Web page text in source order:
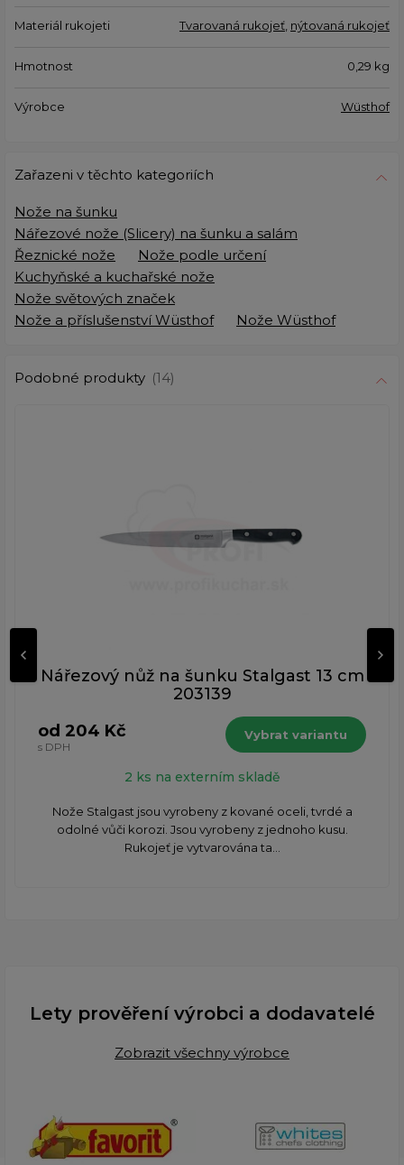
Materiál rukojeti Tvarovaná rukojeť nýtovaná rukojeť
Hmotnost 0,29 kg
Výrobce Wüsthof
Zařazeni v těchto kategoriích
Nože na šunku
Nářezové nože (Slicery) na šunku a salám
Řeznické nože
Nože podle určení
Kuchyňské a kuchařské nože
Nože světových značek
Nože a příslušenství Wüsthof
Nože Wüsthof
Podobné produkty (14)
Nářezový nůž na šunku Stalgast 13 cm
203139
od 204 Kč
s DPH
Vybrat variantu
2 ks na externím skladě
Nože Stalgast jsou vyrobeny z kované oceli, tvrdé a
odolné vůči korozi. Jsou vyrobeny z jednoho kusu.
Rukojeť je vytvarována ta...
Lety prověření výrobci a dodavatelé
Zobrazit všechny výrobce